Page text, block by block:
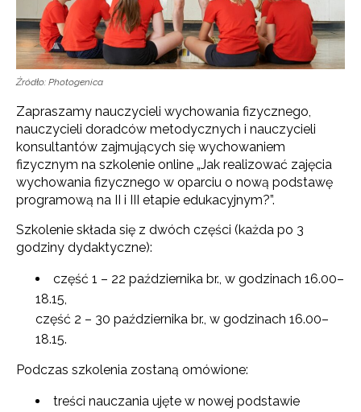
Źródło: Photogenica
Zapraszamy nauczycieli wychowania fizycznego,
nauczycieli doradców metodycznych i nauczycieli
konsultantów zajmujących się wychowaniem
fizycznym na szkolenie online „Jak realizować zajęcia
wychowania fizycznego w oparciu o nową podstawę
programową na II i III etapie edukacyjnym?”.
Szkolenie składa się z dwóch części (każda po 3
godziny dydaktyczne):
część 1 – 22 października br., w godzinach 16.00–
18.15,
część 2 – 30 października br., w godzinach 16.00–
18.15.
Podczas szkolenia zostaną omówione:
treści nauczania ujęte w nowej podstawie